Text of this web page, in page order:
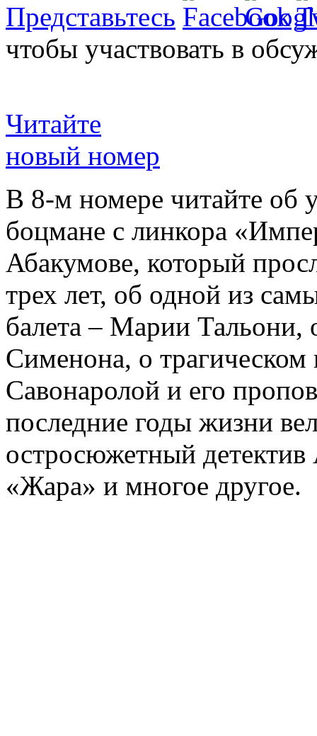
Представьтесь
чтобы участвовать в
Читайте
новый номер
В 8-м номере читайте об
боцмане с линкора
Абакумове, который
трех лет, об одной из
балета – Марии
Сименона, о трагическом
Савонаролой и его
последние годы жизни
остросюжетный детектив
«Жара» и многое другое.